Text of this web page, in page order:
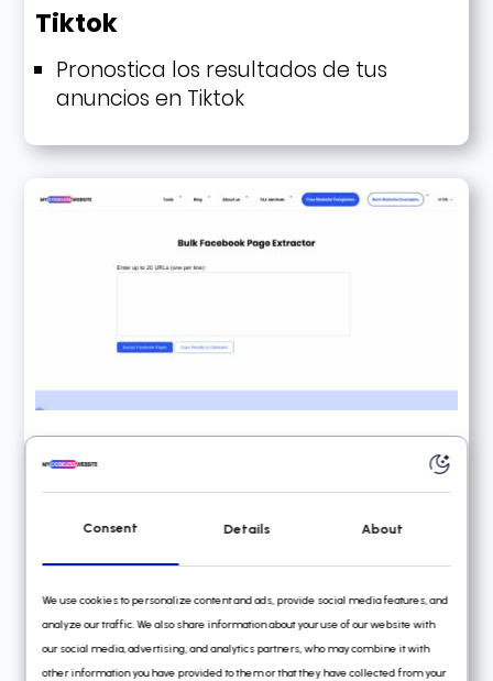
Tiktok
Pronostica los resultados de tus
anuncios en Tiktok
Extractor de Páginas de
Facebook en Masa
Extrae páginas de Facebook
masivamente desde sitios web
Fácilmente contacta a los
propietarios de sitios web
Consent Details About
We use cookies to personalize content and ads, provide social media features, and
analyze our traffic. We also share information about your use of our website with
our social media, advertising, and analytics partners, who may combine it with
other information you have provided to them or that they have collected from your